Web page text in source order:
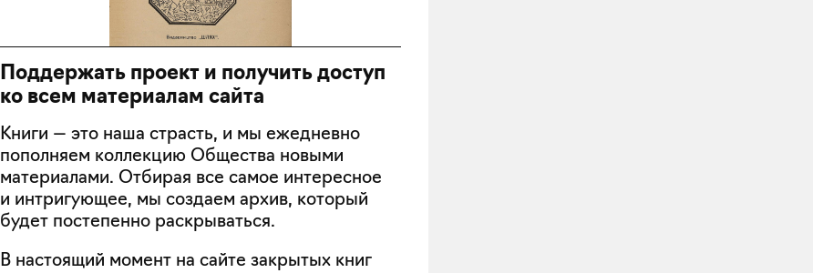
Поддержать проект и получить доступ
ко всем материалам сайта
Книги — это наша страсть, и мы ежедневно
пополняем коллекцию Общества новыми
материалами. Отбирая все самое интересное
и интригующее, мы создаем архив, который
будет постепенно раскрываться.
В настоящий момент на сайте закрытых книг